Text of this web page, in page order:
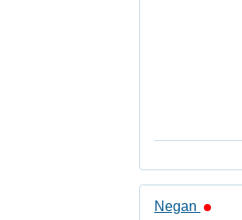
Negan